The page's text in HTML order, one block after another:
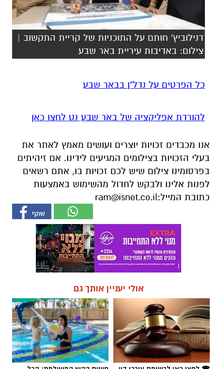
דנילוביץ' חותם על התוכניות של קריית התקשוב |
צילום: באדיבות עיריית באר שבע
כל הפרטים על נדל"ן בבאר שבע
להורדת אפליקציה של באר שבע נט לחצו כאן
אנו מכבדים זכויות יוצרים ועושים מאמץ לאתר את
בעלי הזכויות בצילומים המגיעים לידינו. אם זיהיתים
בפרסומינו צילום שיש לכם זכויות בו, אתם רשאים
לפנות אלינו ולבקש לחדול מהשימוש באמצעות
כתובת המייל:ram@isnet.co.il
אולי יעניין אותך גם